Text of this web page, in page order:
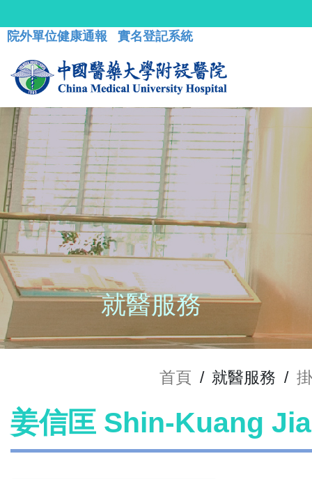
院外單位健康通報 實名登記系統
就醫服務
首頁 / 就醫服務 /
姜信匡 Shin-Kuang